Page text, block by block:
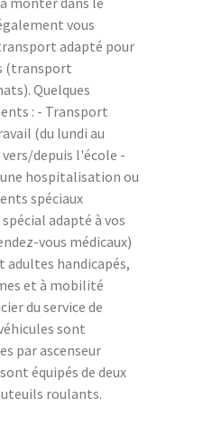
vous
adapté pour
(transport
Quelques
: - Transport
(du lundi au
depuis l'école -
hospitalisation ou
spéciaux
adapté à vos
vous médicaux)
adultes handicapés,
et à mobilité
du service de
sont
par ascenseur
équipés de deux
roulants.